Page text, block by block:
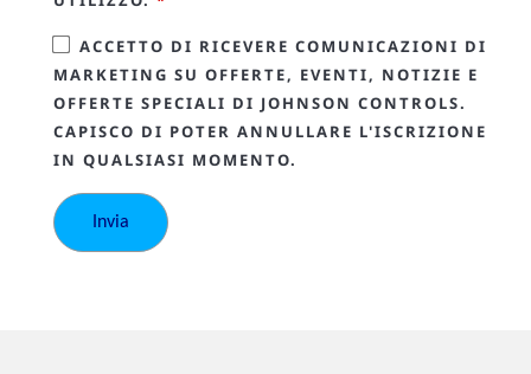
ACCETTO DI RICEVERE COMUNICAZIONI DI
MARKETING SU OFFERTE, EVENTI, NOTIZIE E
OFFERTE SPECIALI DI JOHNSON CONTROLS.
CAPISCO DI POTER ANNULLARE L'ISCRIZIONE
IN QUALSIASI MOMENTO.